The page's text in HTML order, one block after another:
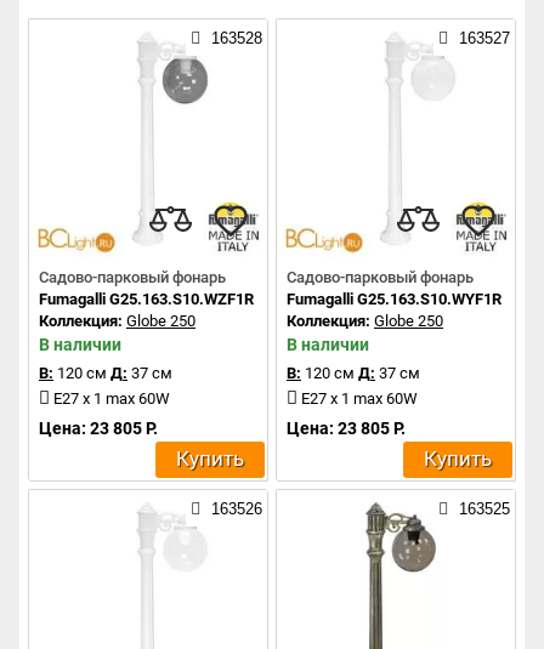
163528
Садово-парковый фонарь
Fumagalli G25.163.S10.WZF1R
Коллекция: Globe 250
В наличии
В: 120 см Д: 37 см
E27 x 1 max 60W
Цена: 23 805 Р.
Купить
163527
Садово-парковый фонарь
Fumagalli G25.163.S10.WYF1R
Коллекция: Globe 250
В наличии
В: 120 см Д: 37 см
E27 x 1 max 60W
Цена: 23 805 Р.
Купить
163526 163525